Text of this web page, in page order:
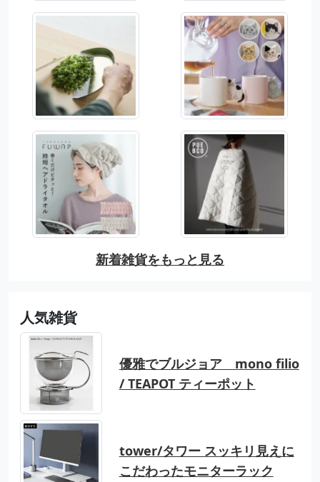
新着雑貨をもっと見る
人気雑貨
優雅でブルジョア mono filio
/ TEAPOT ティーポット
tower/タワー スッキリ見えに
こだわったモニターラック